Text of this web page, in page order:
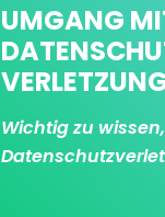
UMGANG
Wichtig zu